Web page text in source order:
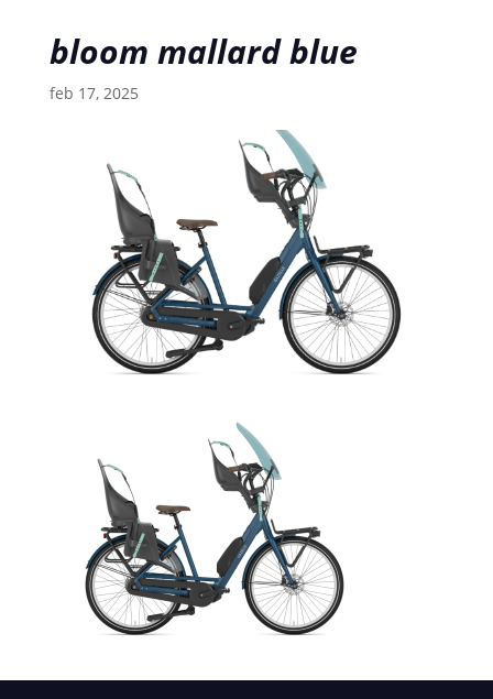
bloom mallard blue
feb 17, 2025